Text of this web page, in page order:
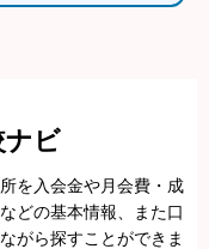
ナビ
を入会金や月会費・成
どの基本情報、また口
がら探すことができま